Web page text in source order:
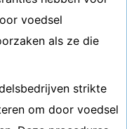
voedsel
als ze die
strikte
om door voedsel